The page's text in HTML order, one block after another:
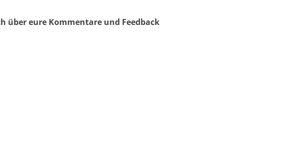
über eure Kommentare und Feedback